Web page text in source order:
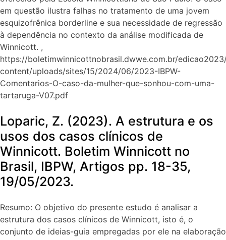
em questão ilustra falhas no tratamento de uma jovem
esquizofrênica borderline e sua necessidade de regressão
à dependência no contexto da análise modificada de
Winnicott. ,
https://boletimwinnicottnobrasil.dwwe.com.br/
content/uploads/sites/15/2024/06/2023-IBPW-
Comentarios-O-caso-da-mulher-que-sonhou-com-uma-
tartaruga-V07.pdf
Loparic, Z. (2023). A estrutura e os
usos dos casos clínicos de
Winnicott. Boletim Winnicott no
Brasil, IBPW, Artigos pp. 18-35,
19/05/2023.
Resumo: O objetivo do presente estudo é analisar a
estrutura dos casos clínicos de Winnicott, isto é, o
conjunto de ideias-guia empregadas por ele na elaboração